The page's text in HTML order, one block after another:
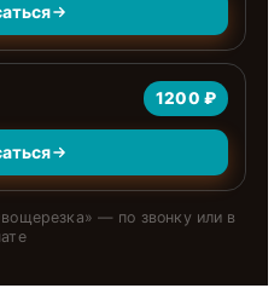
1200 ₽
» — по звонку или в